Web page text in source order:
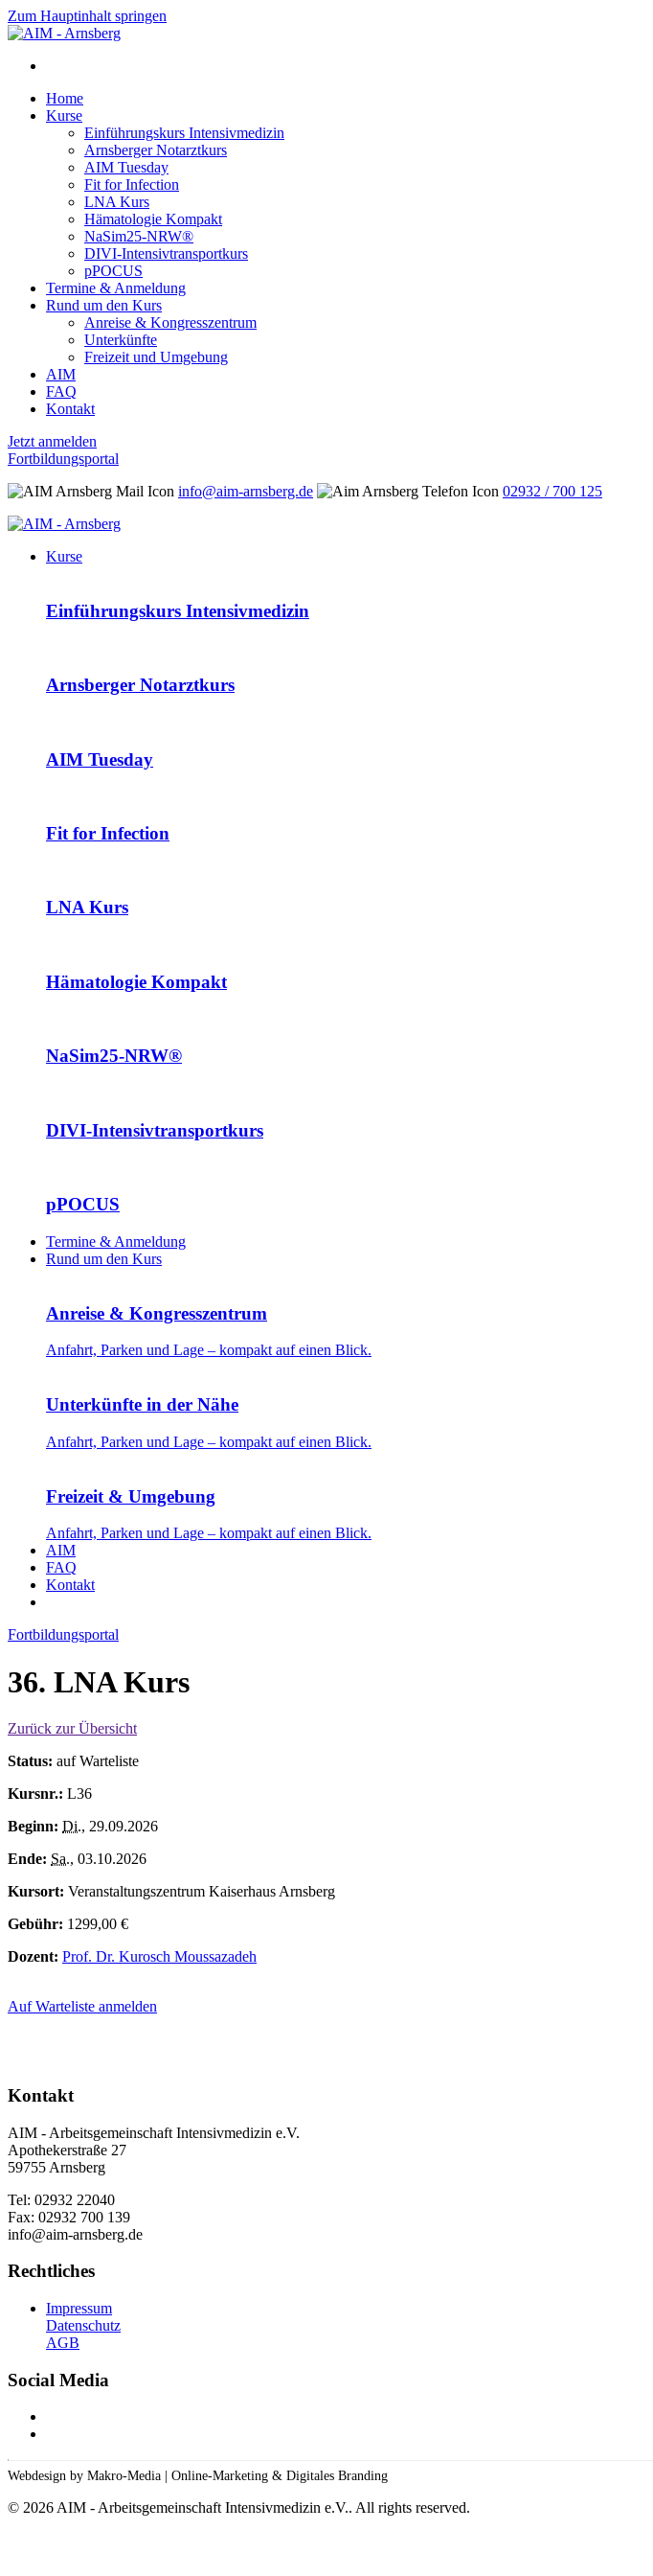
Zum Hauptinhalt springen
Home
Kurse
Einführungskurs Intensivmedizin
Arnsberger Notarztkurs
AIM Tuesday
Fit for Infection
LNA Kurs
Hämatologie Kompakt
NaSim25-NRW®
DIVI-Intensivtransportkurs
pPOCUS
Termine & Anmeldung
Rund um den Kurs
Anreise & Kongresszentrum
Unterkünfte
Freizeit und Umgebung
AIM
FAQ
Kontakt
Jetzt anmelden
Fortbildungsportal
info@aim-arnsberg.de
02932 / 700 125
Kurse
Einführungskurs Intensivmedizin
Arnsberger Notarztkurs
AIM Tuesday
Fit for Infection
LNA Kurs
Hämatologie Kompakt
NaSim25-NRW®
DIVI-Intensivtransportkurs
pPOCUS
Termine & Anmeldung
Rund um den Kurs
Anreise & Kongresszentrum
Anfahrt, Parken und Lage – kompakt auf einen Blick.
Unterkünfte in der Nähe
Anfahrt, Parken und Lage – kompakt auf einen Blick.
Freizeit & Umgebung
Anfahrt, Parken und Lage – kompakt auf einen Blick.
AIM
FAQ
Kontakt
Fortbildungsportal
36. LNA Kurs
Zurück zur Übersicht
Status: auf Warteliste
Kursnr.: L36
Beginn: Di., 29.09.2026
Ende: Sa., 03.10.2026
Kursort: Veranstaltungszentrum Kaiserhaus Arnsberg
Gebühr: 1299,00 €
Dozent: Prof. Dr. Kurosch Moussazadeh
Auf Warteliste anmelden
Kontakt
AIM - Arbeitsgemeinschaft Intensivmedizin e.V.
Apothekerstraße 27
59755 Arnsberg
Tel: 02932 22040
Fax: 02932 700 139
info@aim-arnsberg.de
Rechtliches
Impressum
Datenschutz
AGB
Social Media
Webdesign by Makro-Media | Online-Marketing & Digitales Branding
© 2026AIM - Arbeitsgemeinschaft Intensivmedizin e.V.. All rights reserved.